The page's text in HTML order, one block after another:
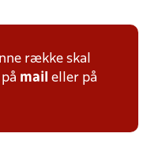
række skal
mail eller på